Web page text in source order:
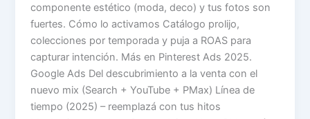
componente estético (moda, deco) y tus fotos son
fuertes. Cómo lo activamos Catálogo prolijo,
colecciones por temporada y puja a ROAS para
capturar intención. Más en Pinterest Ads 2025.
Google Ads Del descubrimiento a la venta con el
nuevo mix (Search + YouTube + PMax) Línea de
tiempo (2025) – reemplazá con tus hitos